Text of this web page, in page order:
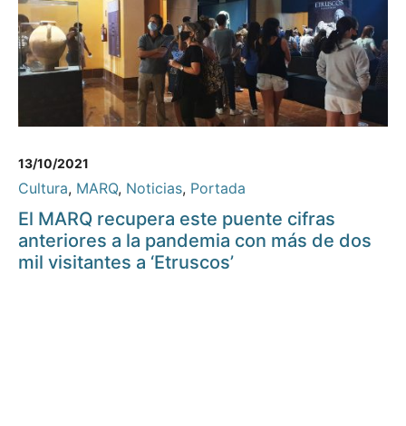
13/10/2021
Cultura, MARQ, Noticias, Portada
El MARQ recupera este puente cifras
anteriores a la pandemia con más de dos
mil visitantes a ‘Etruscos’